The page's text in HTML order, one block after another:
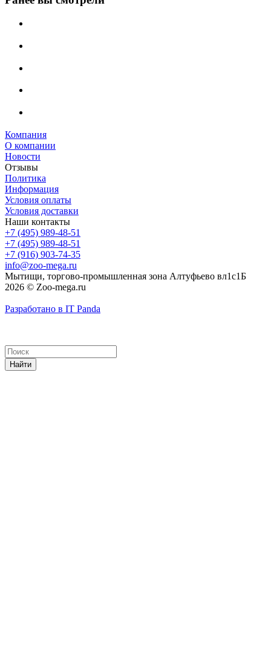
Компания
О компании
Новости
Отзывы
Политика
Информация
Условия оплаты
Условия доставки
Наши контакты
+7 (495) 989-48-51
+7 (495) 989-48-51
+7 (916) 903-74-35
info@zoo-mega.ru
Мытищи, торгово-промышленная зона Алтуфьево вл1с1Б
2026 © Zoo-mega.ru
Разработано в IT Panda
Найти